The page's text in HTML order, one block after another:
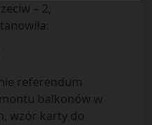
– 2,
referendum
balkonów w
wzór karty do